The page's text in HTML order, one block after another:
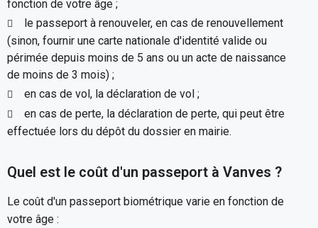
fonction de votre âge ;
le passeport à renouveler, en cas de renouvellement
(sinon, fournir une carte nationale d'identité valide ou
périmée depuis moins de 5 ans ou un acte de naissance
de moins de 3 mois) ;
en cas de vol, la déclaration de vol ;
en cas de perte, la déclaration de perte, qui peut être
effectuée lors du dépôt du dossier en mairie.
Quel est le coût d'un passeport à Vanves ?
Le coût d'un passeport biométrique varie en fonction de
votre âge :